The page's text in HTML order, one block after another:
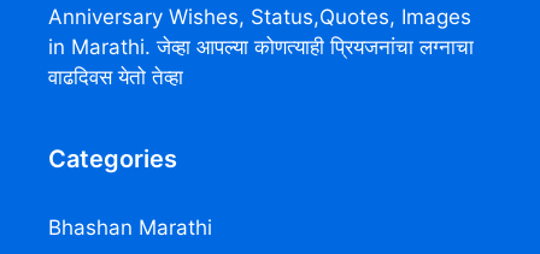
Anniversary Wishes, Status,Quotes, Images
in Marathi. जेव्हा आपल्या कोणत्याही प्रियजनांचा लग्नाचा
वाढदिवस येतो तेव्हा
Categories
Bhashan Marathi